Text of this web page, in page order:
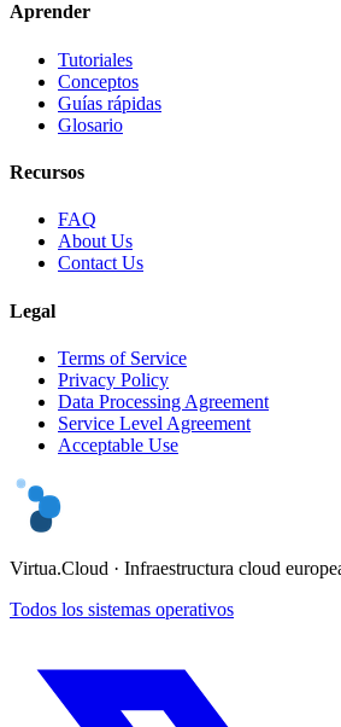
Aprender
Tutoriales
Conceptos
Guías rápidas
Glosario
Recursos
FAQ
About Us
Contact Us
Legal
Terms of Service
Privacy Policy
Data Processing Agreement
Service Level Agreement
Acceptable Use
Virtua.Cloud · Infraestructura cloud
Todos los sistemas operativos